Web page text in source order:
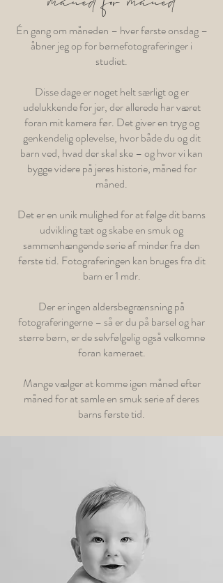
Én gang om måneden – hver første onsdag –
åbner jeg op for børnefotograferinger i
studiet.
Disse dage er noget helt særligt og er
udelukkende for jer, der allerede har været
foran mit kamera før. Det giver en tryg og
genkendelig oplevelse, hvor både du og dit
barn ved, hvad der skal ske – og hvor vi kan
bygge videre på jeres historie, måned for
måned.
Det er en unik mulighed for at følge dit barns
udvikling tæt og skabe en smuk og
sammenhængende serie af minder fra den
første tid. Fotograferingen kan bruges fra dit
barn er 1 mdr.
Der er ingen aldersbegrænsning på
fotograferingerne – så er du på barsel og har
større børn, er de selvfølgelig også velkomne
foran kameraet.
Mange vælger at komme igen måned efter
måned for at samle en smuk serie af deres
barns første tid.